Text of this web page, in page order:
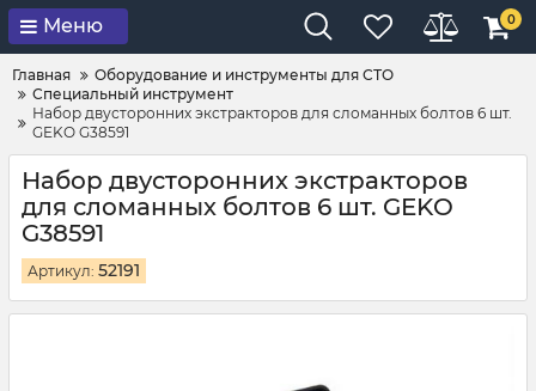
Меню 0
Главная
Оборудование и инструменты для СТО
Специальный инструмент
Набор двусторонних экстракторов для сломанных болтов 6 шт.
GEKO G38591
Набор двусторонних экстракторов
для сломанных болтов 6 шт. GEKO
G38591
Артикул: 52191